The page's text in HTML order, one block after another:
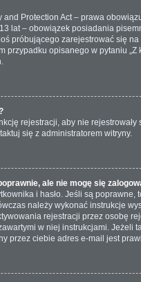
and Protection Act – prawa
lat – obowiązek posiadania
próbującego zarejestrować się
przypadku opisanego w pytaniu
rejestracji, aby nie
się z administratorem witryny.
ale nie mogę się
i hasło. Jeśli są
należy wykonać instrukcje
rejestracji przez osobę
w niej instrukcjami. Jeżeli
przez ciebie adres e-mail jest